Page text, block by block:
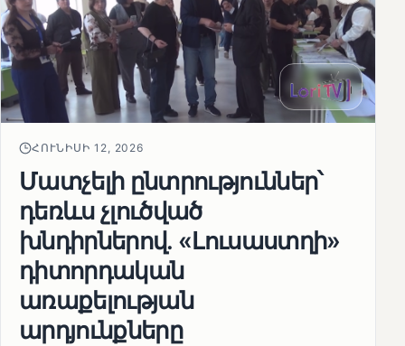
ՀՈՒՆԻՍԻ 12, 2026
Մատչելի ընտրություններ՝
դեռևս չլուծված
խնդիրներով. «Լուսաստղի»
դիտորդական
առաքելության
արդյունքները